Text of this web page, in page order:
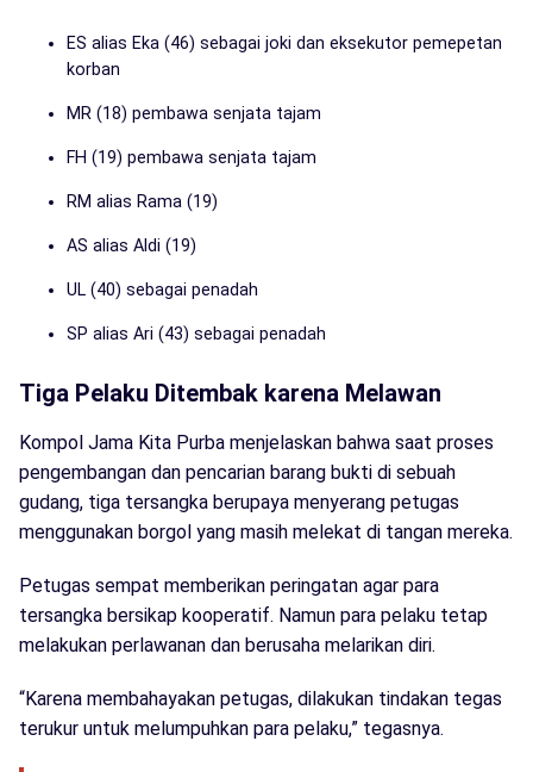
ES alias Eka (46) sebagai joki dan eksekutor pemepetan
korban
MR (18) pembawa senjata tajam
FH (19) pembawa senjata tajam
RM alias Rama (19)
AS alias Aldi (19)
UL (40) sebagai penadah
SP alias Ari (43) sebagai penadah
Tiga Pelaku Ditembak karena Melawan
Kompol Jama Kita Purba menjelaskan bahwa saat proses
pengembangan dan pencarian barang bukti di sebuah
gudang, tiga tersangka berupaya menyerang petugas
menggunakan borgol yang masih melekat di tangan mereka.
Petugas sempat memberikan peringatan agar para
tersangka bersikap kooperatif. Namun para pelaku tetap
melakukan perlawanan dan berusaha melarikan diri.
“Karena membahayakan petugas, dilakukan tindakan tegas
terukur untuk melumpuhkan para pelaku,” tegasnya.